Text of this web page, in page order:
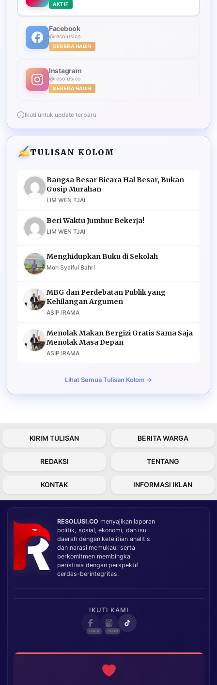
AKTIF
Facebook
@resolusico
SEGERA HADIR
Instagram
@resolusico
SEGERA HADIR
Ikuti untuk update terbaru
TULISAN KOLOM
Bangsa Besar Bicara Hal Besar, Bukan
Gosip Murahan
LIM WEN TJAI
Beri Waktu Jumhur Bekerja!
LIM WEN TJAI
Menghidupkan Buku di Sekolah
Moh Syaiful Bahri
MBG dan Perdebatan Publik yang
Kehilangan Argumen
ASIP IRAMA
Menolak Makan Bergizi Gratis Sama Saja
Menolak Masa Depan
ASIP IRAMA
Lihat Semua Tulisan Kolom →
KIRIM TULISAN BERITA WARGA
REDAKSI TENTANG
KONTAK INFORMASI IKLAN
RESOLUSI.CO menyajikan laporan
politik, sosial, ekonomi, dan isu
daerah dengan ketelitian analitis
dan narasi memukau, serta
berkomitmen membingkai
peristiwa dengan perspektif
cerdas-berintegritas.
IKUTI KAMI